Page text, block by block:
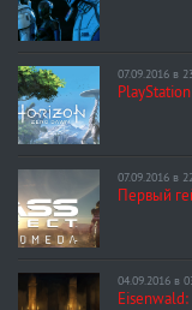
07.09.2016 в
07.09.2016 в
Первый
04.09.2016 в